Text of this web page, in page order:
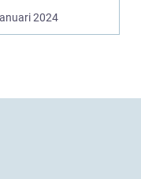
den
när man
2024